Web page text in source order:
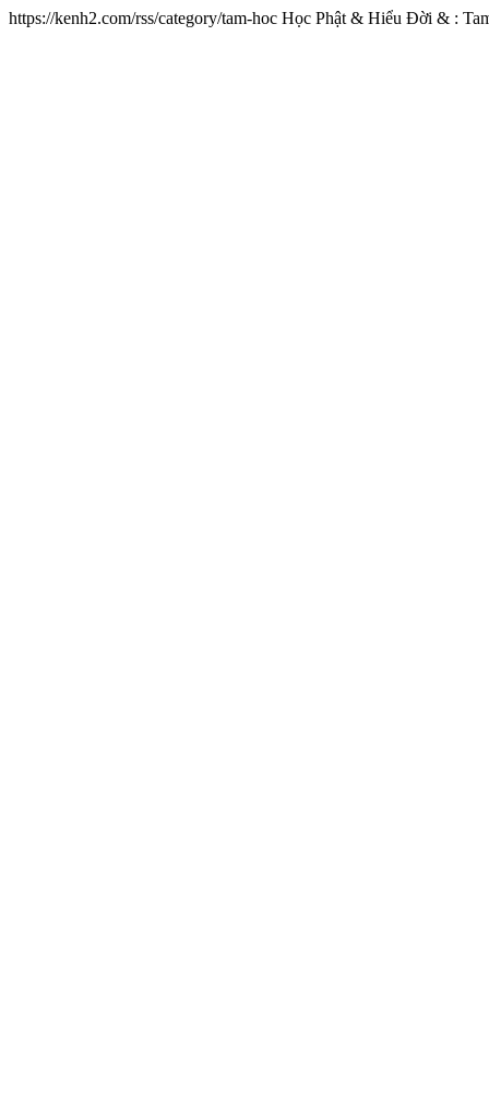
https://kenh2.com/rss/category/tam-hoc Học Phật & Hiểu Đời & :